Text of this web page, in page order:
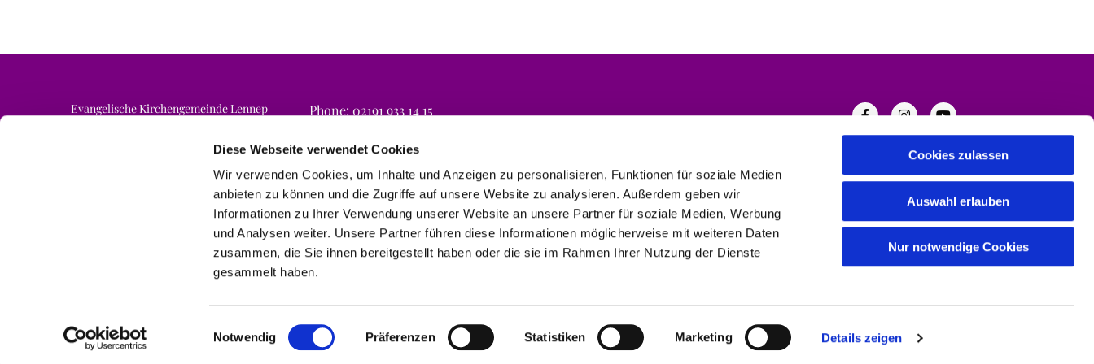
Diese Webseite verwendet Cookies
Wir verwenden Cookies, um Inhalte und Anzeigen zu personalisieren, Funktionen für soziale Medien
anbieten zu können und die Zugriffe auf unsere Website zu analysieren. Außerdem geben wir
Informationen zu Ihrer Verwendung unserer Website an unsere Partner für soziale Medien, Werbung
und Analysen weiter. Unsere Partner führen diese Informationen möglicherweise mit weiteren Daten
zusammen, die Sie ihnen bereitgestellt haben oder die sie im Rahmen Ihrer Nutzung der Dienste
gesammelt haben.
Einwilligungsauswahl
Notwendig Präferenzen Statistiken Marketing Details zeigen
Cookies zulassen
Auswahl erlauben
Nur notwendige Cookies
Evangelische Kirchengemeinde Lennep
Phone: 02191 933 14 15
Impressum ChurchDesk-Login